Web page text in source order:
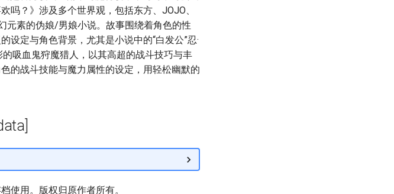
吗？》涉及多个世界观，包括东方、JOJO、
元素的伪娘/男娘小说。故事围绕着角色的性
设定与角色背景，尤其是小说中的“白发公”忍·
吸血鬼狩魔猎人，以其高超的战斗技巧与丰
的战斗技能与魔力属性的设定，用轻松幽默的
使用。版权归原作者所有。